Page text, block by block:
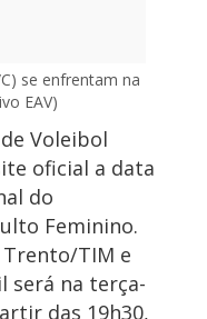
se enfrentam na
EAV)
Voleibol
oficial a data
do
Feminino.
TIM e
será na terça-
das 19h30,